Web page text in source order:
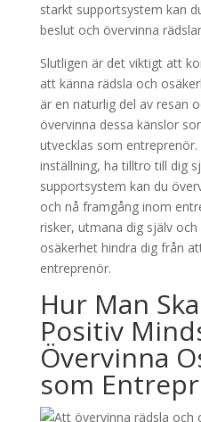
starkt supportsystem kan
beslut och övervinna
Slutligen är det viktigt att
att känna rädsla och
är en naturlig del av resan
övervinna dessa känslor
utvecklas som
inställning, ha tilltro till dig
supportsystem kan du
och nå framgång inom
risker, utmana dig själv
osäkerhet hindra dig från
entreprenör.
Hur Man
Positiv
Övervinna
som